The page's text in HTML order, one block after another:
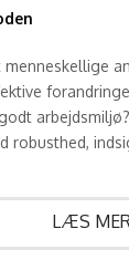
menneskellige
robusthed,
LÆS